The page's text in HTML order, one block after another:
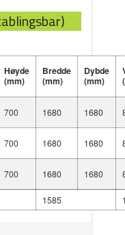
Høyde
(mm)
Bredde
(mm)
Dybde
(mm)
700 1680 1680
700 1680 1680
700 1680 1680
1585